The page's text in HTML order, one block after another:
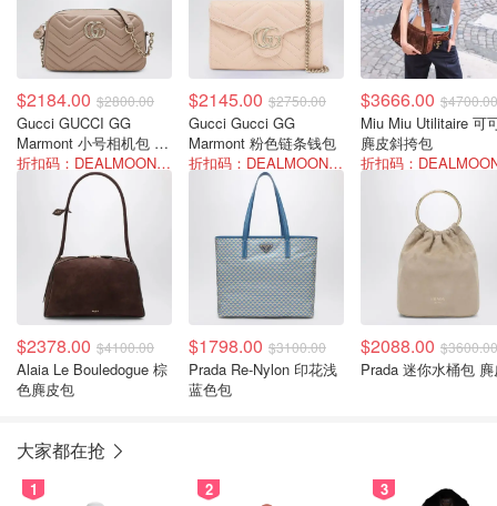
$2184.00 $2800.00
Gucci GUCCI GG
Marmont 小号相机包 裸
粉色
折扣码：DEALMOON-SUM22
$2145.00 $2750.00
Gucci Gucci GG
Marmont 粉色链条钱包
折扣码：DEALMOON-SUM22
$3666.00 $4700.00
Miu Miu Utilitaire 可
麂皮斜挎包
$2378.00 $4100.00
Alaia Le Bouledogue 棕
色麂皮包
$1798.00 $3100.00
Prada Re-Nylon 印花浅
蓝色包
$2088.00 $3600.00
Prada 迷你水桶包
大家都在抢
1 2 3